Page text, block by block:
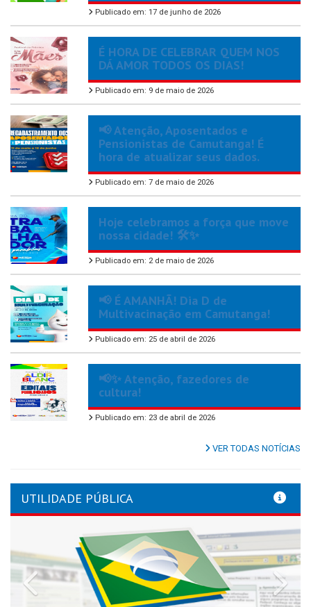
Publicado em: 17 de junho de 2026
É HORA DE CELEBRAR QUEM NOS
DÁ AMOR TODOS OS DIAS!
Publicado em: 9 de maio de 2026
📢 Atenção, Aposentados e
Pensionistas de Camutanga! É
hora de atualizar seus dados.
Publicado em: 7 de maio de 2026
Hoje celebramos a força que move
nossa cidade! 🛠️✨
Publicado em: 2 de maio de 2026
📢 É AMANHÃ! Dia D de
Multivacinação em Camutanga!
Publicado em: 25 de abril de 2026
📢✨ Atenção, fazedores de
cultura!
Publicado em: 23 de abril de 2026
VER TODAS NOTÍCIAS
UTILIDADE PÚBLICA
Previous